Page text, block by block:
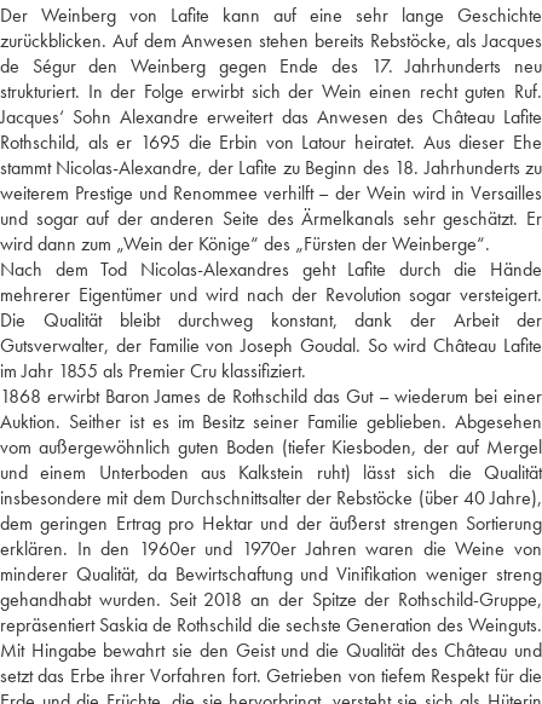
Der Weinberg von Lafite kann auf eine sehr lange Geschichte
zurückblicken. Auf dem Anwesen stehen bereits Rebstöcke, als Jacques
de Ségur den Weinberg gegen Ende des 17. Jahrhunderts neu
strukturiert. In der Folge erwirbt sich der Wein einen recht guten Ruf.
Jacques‘ Sohn Alexandre erweitert das Anwesen des Château Lafite
Rothschild, als er 1695 die Erbin von Latour heiratet. Aus dieser Ehe
stammt Nicolas-Alexandre, der Lafite zu Beginn des 18. Jahrhunderts zu
weiterem Prestige und Renommee verhilft – der Wein wird in Versailles
und sogar auf der anderen Seite des Ärmelkanals sehr geschätzt. Er
wird dann zum „Wein der Könige“ des „Fürsten der Weinberge“.
Nach dem Tod Nicolas-Alexandres geht Lafite durch die Hände
mehrerer Eigentümer und wird nach der Revolution sogar versteigert.
Die Qualität bleibt durchweg konstant, dank der Arbeit der
Gutsverwalter, der Familie von Joseph Goudal. So wird Château Lafite
im Jahr 1855 als Premier Cru klassifiziert.
1868 erwirbt Baron James de Rothschild das Gut – wiederum bei einer
Auktion. Seither ist es im Besitz seiner Familie geblieben. Abgesehen
vom außergewöhnlich guten Boden (tiefer Kiesboden, der auf Mergel
und einem Unterboden aus Kalkstein ruht) lässt sich die Qualität
insbesondere mit dem Durchschnittsalter der Rebstöcke (über 40 Jahre),
dem geringen Ertrag pro Hektar und der äußerst strengen Sortierung
erklären. In den 1960er und 1970er Jahren waren die Weine von
minderer Qualität, da Bewirtschaftung und Vinifikation weniger streng
gehandhabt wurden. Seit 2018 an der Spitze der Rothschild-Gruppe,
repräsentiert Saskia de Rothschild die sechste Generation des Weinguts.
Mit Hingabe bewahrt sie den Geist und die Qualität des Château und
setzt das Erbe ihrer Vorfahren fort. Getrieben von tiefem Respekt für die